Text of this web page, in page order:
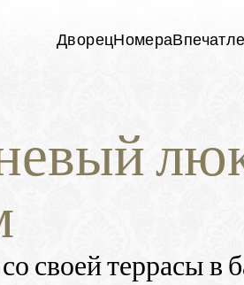
своей террасы в
ДворецНомера